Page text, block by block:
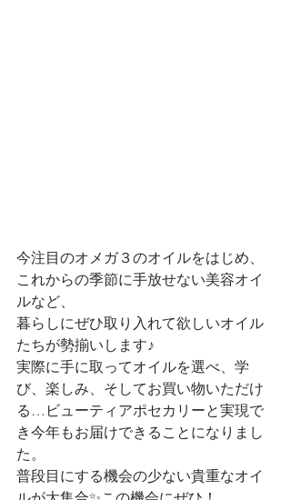
今注目のオメガ３のオイルをはじめ、
これからの季節に手放せない美容オイ
ルなど、
暮らしにぜひ取り入れて欲しいオイル
たちが勢揃いします♪
実際に手に取ってオイルを選べ、学
び、楽しみ、そしてお買い物いただけ
る…ビューティアポセカリーと実現で
き今年もお届けできることになりまし
た。
普段目にする機会の少ない貴重なオイ